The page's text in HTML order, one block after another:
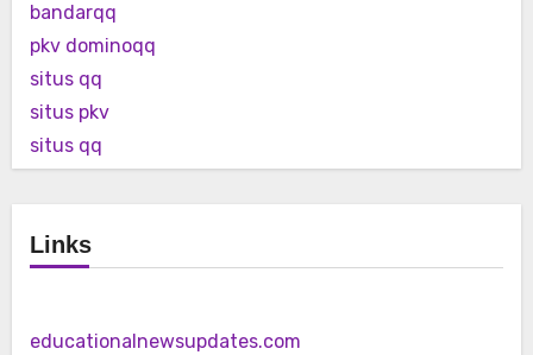
bandarqq
pkv dominoqq
situs qq
situs pkv
situs qq
Links
educationalnewsupdates.com